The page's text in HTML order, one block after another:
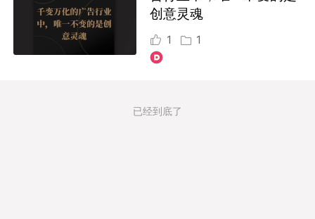
创意灵魂
1 1
已经到底了